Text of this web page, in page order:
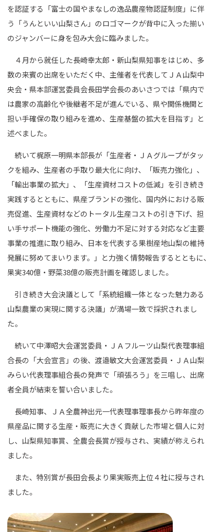
を認証する「富士の国やまなしの逸品農産物認証制度」に伴
う「うんといい山梨さん」のロゴマークが背中に入った揃い
のジャンバーに身を包み大会に臨みました。
４月から就任した長崎幸太郎・新山梨県知事をはじめ、多
数の来賓の出席をいただく中、主催者を代表してＪＡ山梨中
央会・県本部運営委員会長田学会長のあいさつでは「県内で
は農家の高齢化や後継者不足が進んでいる、県や関係機関と
担い手確保の取り組みを進め、生産基盤の拡大を目指す」と
述べました。
続いて梶原一明県本部長が「生産者・ＪＡグループがタッ
クを組み、生産者の手取り最大化に向け、「販売力強化」、
「輸出事業の拡大」、「生産資材コストの低減」を引き続き
実践するとともに、県産ブランドの強化、国内外における販
売促進、生産資材などのトータル生産コストの引き下げ、担
い手サポート機能の強化、労働力不足に対する対応など主要
事業の推進に取り組み、日本を代表する果樹産地山梨の維持
発展に努めてまいります。」と力強く情勢報告するとともに、
果実340億・野菜38億の販売計画を確認しました。
引き続き大会決議として「系統組織一体となった魅力ある
山梨農業の実現に関する決議」が満場一致で採択されまし
た。
続いて中澤昭大会運営委員・ＪＡフルーツ山梨代表理事組
合長の「大会宣言」の後、渡邉敏文大会運営委員・ＪＡ山梨
みらい代表理事組合長の発声で「頑張ろう」を三唱し、出席
者全員が結束を誓い合いました。
長崎知事、ＪＡ全農神出元一代表理事理事長から昨年度の
県産品に関する生産・販売に大きく貢献した市場と個人に対
し、山梨県知事賞、全農会長賞が授与され、実績が称えられ
ました。
また、特別賞が長田会長より果実販売上位４社に授与され
ました。